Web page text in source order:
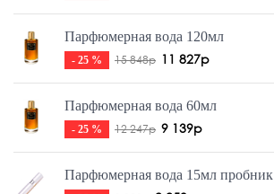
Парфюмерная вода 120мл
- 25 % 15 848р 11 827р
Парфюмерная вода 60мл
- 25 % 12 247р 9 139р
Парфюмерная вода 15мл пробник